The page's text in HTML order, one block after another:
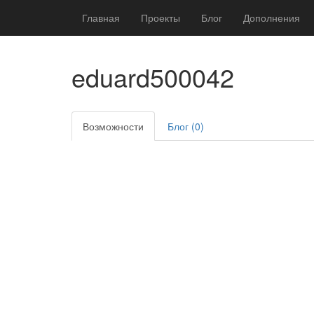
Главная Проекты Блог Дополнения
eduard500042
Возможности Блог (0)